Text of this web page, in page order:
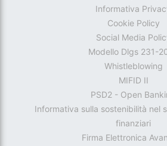
Informativa
Cookie Policy
Social Media
Modello Dlgs 231-
Whistleblowing
MIFID II
PSD2 - Open
Informativa sulla sostenibilità nel
finanziari
Firma Elettronica